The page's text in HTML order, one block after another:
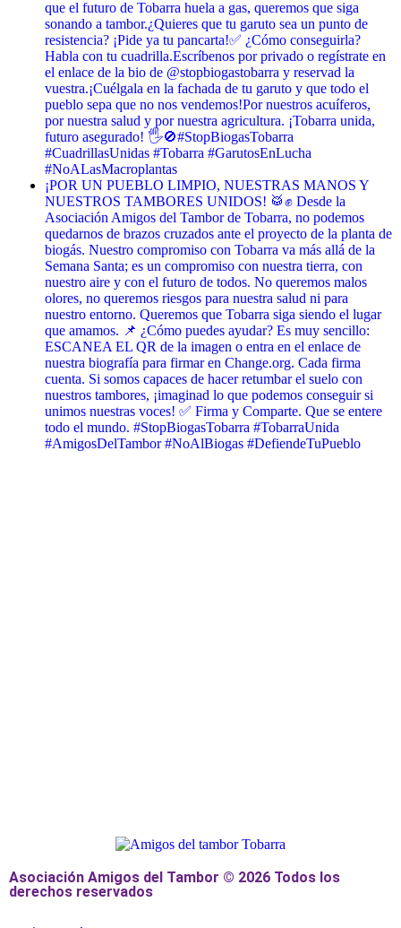
que el futuro de Tobarra huela a gas, queremos que siga
sonando a tambor. ​¿Quieres que tu garuto sea un punto de
resistencia? ¡Pide ya tu pancarta! ​✅ ¿Cómo conseguirla? ​
Habla con tu cuadrilla. ​Escríbenos por privado o regístrate en
el enlace de la bio de @stopbiogastobarra y reservad la
vuestra. ​¡Cuélgala en la fachada de tu garuto y que todo el
pueblo sepa que no nos vendemos! ​Por nuestros acuíferos,
por nuestra salud y por nuestra agricultura. ¡Tobarra unida,
futuro asegurado! 🖐️🚫 ​#StopBiogasTobarra
#CuadrillasUnidas #Tobarra #GarutosEnLucha
#NoALasMacroplantas
¡POR UN PUEBLO LIMPIO, NUESTRAS MANOS Y
NUESTROS TAMBORES UNIDOS! 🥁✊ Desde la
Asociación Amigos del Tambor de Tobarra, no podemos
quedarnos de brazos cruzados ante el proyecto de la planta de
biogás. Nuestro compromiso con Tobarra va más allá de la
Semana Santa; es un compromiso con nuestra tierra, con
nuestro aire y con el futuro de todos. No queremos malos
olores, no queremos riesgos para nuestra salud ni para
nuestro entorno. Queremos que Tobarra siga siendo el lugar
que amamos. 📌 ¿Cómo puedes ayudar? Es muy sencillo:
ESCANEA EL QR de la imagen o entra en el enlace de
nuestra biografía para firmar en Change.org. Cada firma
cuenta. Si somos capaces de hacer retumbar el suelo con
nuestros tambores, ¡imaginad lo que podemos conseguir si
unimos nuestras voces! ✅ Firma y Comparte. Que se entere
todo el mundo. #StopBiogasTobarra #TobarraUnida
#AmigosDelTambor #NoAlBiogas #DefiendeTuPueblo
Asociación Amigos del Tambor © 2026 Todos los
derechos reservados